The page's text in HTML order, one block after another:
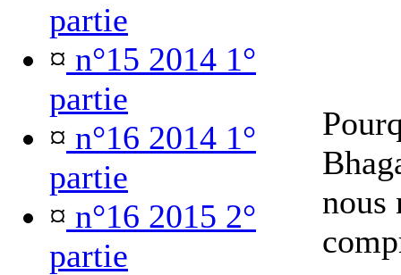
partie
¤ n°15 2014 1°
partie
¤ n°16 2014 1°
partie
¤ n°16 2015 2°
partie
nous